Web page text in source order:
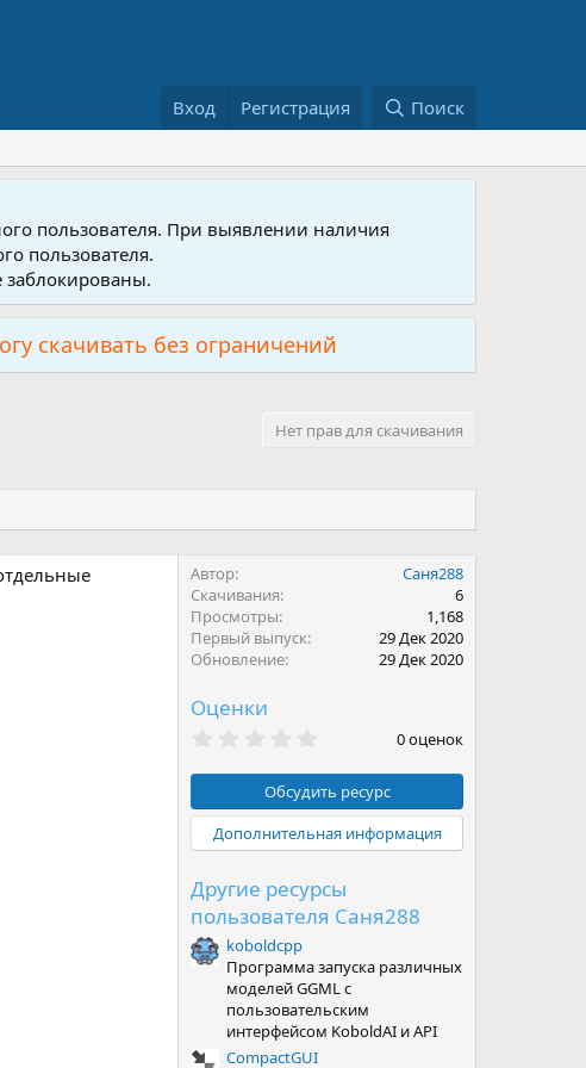
Вход Регистрация Поиск
пользователя. При выявлении наличия
пользователя.
заблокированы.
скачивать без ограничений
Нет прав для скачивания
Автор
Саня288
Скачивания
6
Просмотры
1,168
Первый выпуск
29 Дек 2020
Обновление
29 Дек 2020
Оценки
0
0
з
в
ё
0 оценок
Обсудить ресурс
Дополнительная информация
Другие ресурсы
пользователя Саня288
koboldcpp
Программа запуска различных
моделей GGML с
пользовательским
интерфейсом KoboldAI и API
CompactGUI